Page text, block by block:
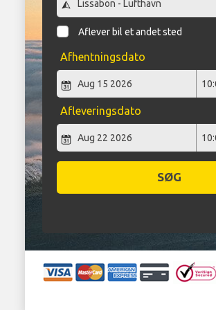
Aflever bil et andet sted
Afhentningsdato
Afleveringsdato
SØG